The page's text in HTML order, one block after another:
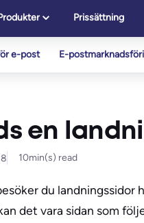
Prissättning
e-post E-
en
10min(s) read
du landningssidor
det vara sidan som